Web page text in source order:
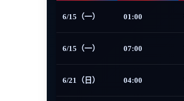
6/15（一） 01:00
6/15（一） 07:00
6/21（日） 04:00